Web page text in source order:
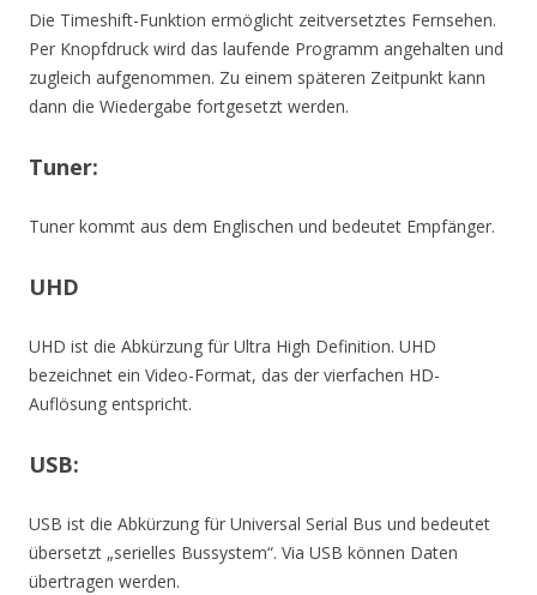
Die Timeshift-Funktion ermöglicht zeitversetztes Fernsehen.
Per Knopfdruck wird das laufende Programm angehalten und
zugleich aufgenommen. Zu einem späteren Zeitpunkt kann
dann die Wiedergabe fortgesetzt werden.
Tuner:
Tuner kommt aus dem Englischen und bedeutet Empfänger.
UHD
UHD ist die Abkürzung für Ultra High Definition. UHD
bezeichnet ein Video-Format, das der vierfachen HD-
Auflösung entspricht.
USB:
USB ist die Abkürzung für Universal Serial Bus und bedeutet
übersetzt „serielles Bussystem“. Via USB können Daten
übertragen werden.